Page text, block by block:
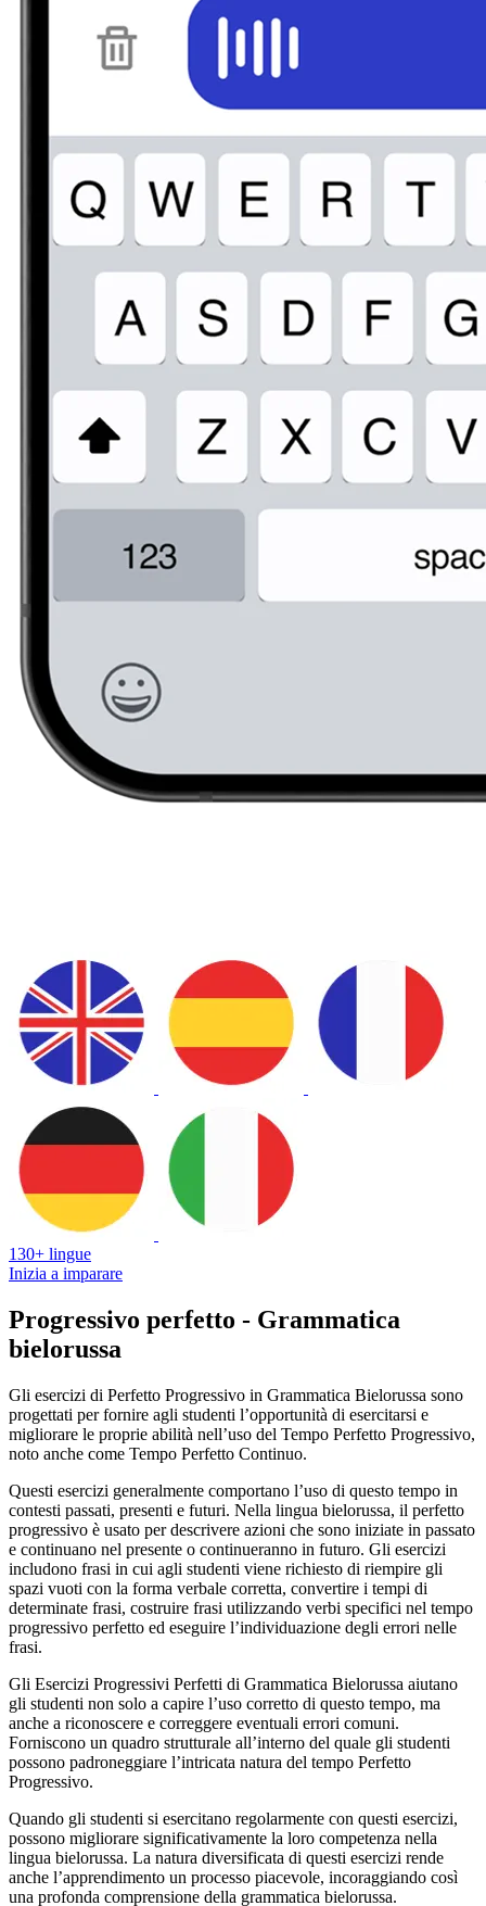
130+ lingue
Inizia a imparare
Progressivo perfetto - Grammatica
bielorussa
Gli esercizi di Perfetto Progressivo in Grammatica Bielorussa sono
progettati per fornire agli studenti l’opportunità di esercitarsi e
migliorare le proprie abilità nell’uso del Tempo Perfetto Progressivo,
noto anche come Tempo Perfetto Continuo.
Questi esercizi generalmente comportano l’uso di questo tempo in
contesti passati, presenti e futuri. Nella lingua bielorussa, il perfetto
progressivo è usato per descrivere azioni che sono iniziate in passato
e continuano nel presente o continueranno in futuro. Gli esercizi
includono frasi in cui agli studenti viene richiesto di riempire gli
spazi vuoti con la forma verbale corretta, convertire i tempi di
determinate frasi, costruire frasi utilizzando verbi specifici nel tempo
progressivo perfetto ed eseguire l’individuazione degli errori nelle
frasi.
Gli Esercizi Progressivi Perfetti di Grammatica Bielorussa aiutano
gli studenti non solo a capire l’uso corretto di questo tempo, ma
anche a riconoscere e correggere eventuali errori comuni.
Forniscono un quadro strutturale all’interno del quale gli studenti
possono padroneggiare l’intricata natura del tempo Perfetto
Progressivo.
Quando gli studenti si esercitano regolarmente con questi esercizi,
possono migliorare significativamente la loro competenza nella
lingua bielorussa. La natura diversificata di questi esercizi rende
anche l’apprendimento un processo piacevole, incoraggiando così
una profonda comprensione della grammatica bielorussa.